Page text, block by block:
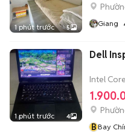
1 phút trước 5 Giang
1 phút trước 4
Dell
Intel
BBay